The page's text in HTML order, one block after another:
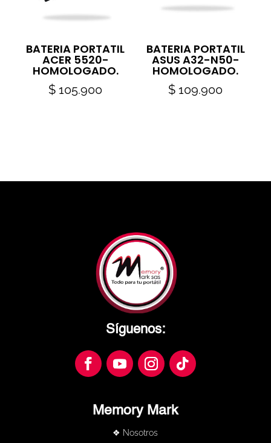
BATERIA PORTATIL
ACER 5520-
HOMOLOGADO.
$ 105.900
BATERIA PORTATIL
ASUS A32-N50-
HOMOLOGADO.
$ 109.900
Síguenos:
Memory Mark
❖ Nosotros